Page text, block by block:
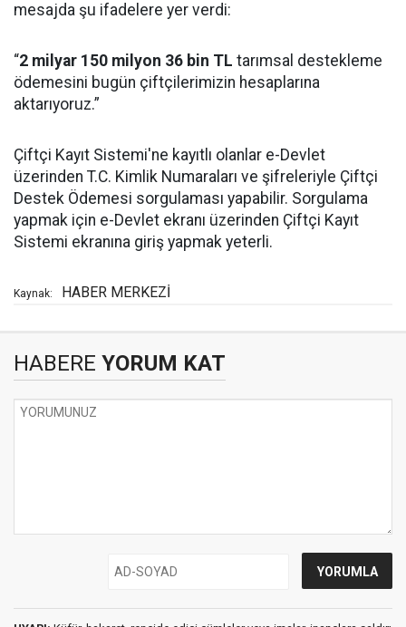
mesajda şu ifadelere yer verdi:
“2 milyar 150 milyon 36 bin TL tarımsal destekleme
ödemesini bugün çiftçilerimizin hesaplarına
aktarıyoruz.”
Çiftçi Kayıt Sistemi'ne kayıtlı olanlar e-Devlet
üzerinden T.C. Kimlik Numaraları ve şifreleriyle Çiftçi
Destek Ödemesi sorgulaması yapabilir. Sorgulama
yapmak için e-Devlet ekranı üzerinden Çiftçi Kayıt
Sistemi ekranına giriş yapmak yeterli.
Kaynak: HABER MERKEZİ
HABERE YORUM KAT